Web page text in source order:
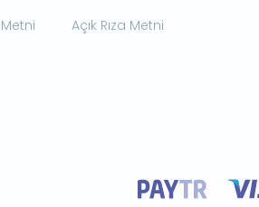
Açık Rıza Metni